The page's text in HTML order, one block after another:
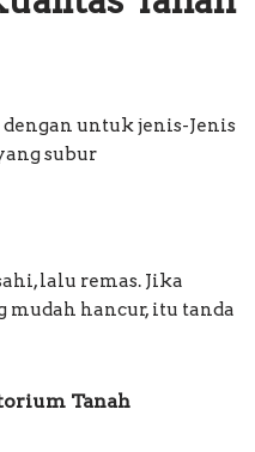
untuk jenis-Jenis
subur
lalu remas. Jika
hancur, itu tanda
Tanah